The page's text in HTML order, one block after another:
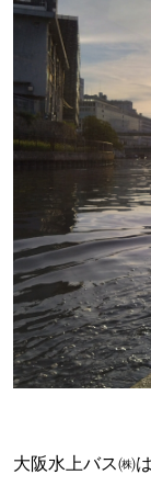
大阪水上バス㈱